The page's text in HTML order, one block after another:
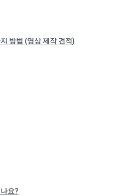
방법 (영상 제작 견적)
요?